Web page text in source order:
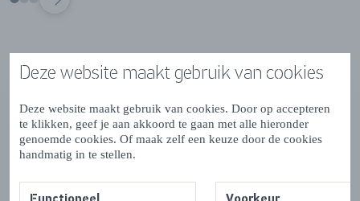
Deze website maakt gebruik van cookies
Deze website maakt gebruik van cookies. Door op accepteren
te klikken, geef je aan akkoord te gaan met alle hieronder
genoemde cookies. Of maak zelf een keuze door de cookies
handmatig in te stellen.
VOLGENDE
Stedentrip Zierikzee
Zierikzee. Deze stad ligt op het eiland Schouwen-
Duiveland. Het is een échte havenstad met een rijke
historie. In en rond Zierikzee zijn meer dan 500
grote stadspoorten
, deDikke